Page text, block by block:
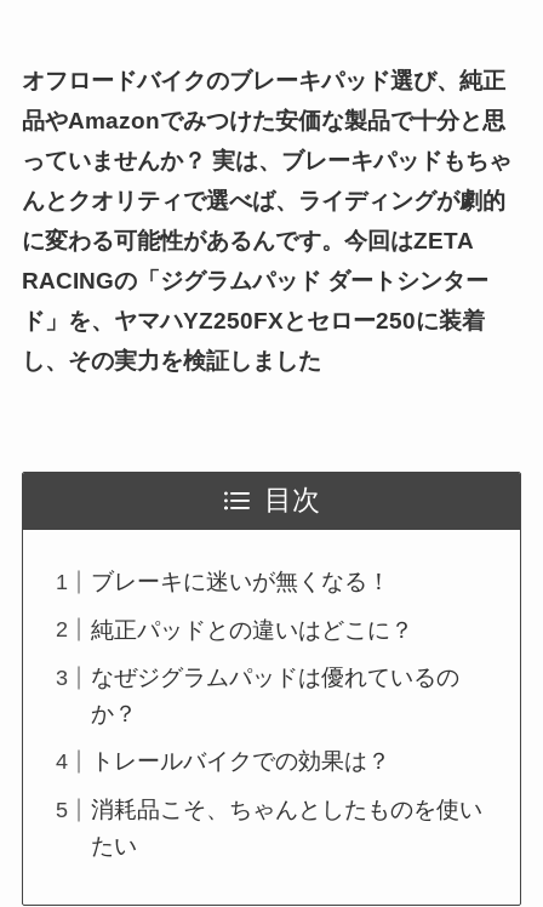
オフロードバイクのブレーキパッド選び、純正
品やAmazonでみつけた安価な製品で十分と思
っていませんか？ 実は、ブレーキパッドもちゃ
んとクオリティで選べば、ライディングが劇的
に変わる可能性があるんです。今回はZETA
RACINGの「ジグラムパッド ダートシンター
ド」を、ヤマハYZ250FXとセロー250に装着
し、その実力を検証しました
目次
ブレーキに迷いが無くなる！
純正パッドとの違いはどこに？
なぜジグラムパッドは優れているの
か？
トレールバイクでの効果は？
消耗品こそ、ちゃんとしたものを使い
たい